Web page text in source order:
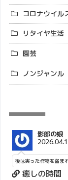
コロナウイル
リタイヤ生活
園芸
ノンジャンル
影郎の娘
後は実った作物を盗ま
癒しの時間